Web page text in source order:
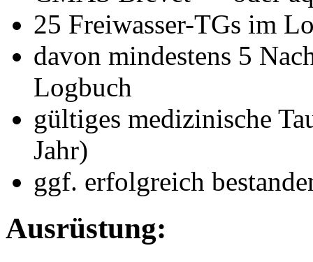
25 Freiwasser-TGs im
davon mindestens 5
Logbuch
gültiges medizinische
Jahr)
ggf. erfolgreich
Ausrüstung: